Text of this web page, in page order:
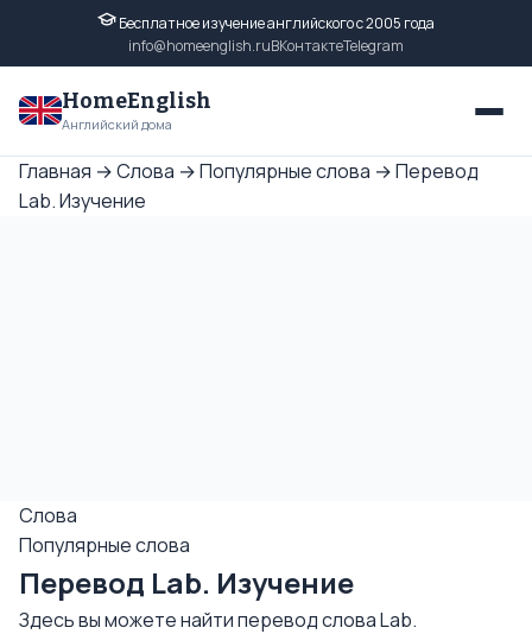
Бесплатное изучение английского с 2005 года
info@homeenglish.ruВКонтактеTelegram
HomeEnglish
Английский дома
Главная →Слова →Популярные слова →Перевод
Lab. Изучение
Слова
Популярные слова
Перевод Lab. Изучение
Здесь вы можете найти перевод слова Lab.